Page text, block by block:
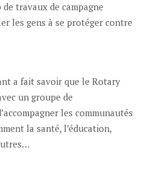
travaux de campagne
les gens à se protéger contre
a fait savoir que le Rotary
un groupe de
les communautés
la santé, l’éducation,